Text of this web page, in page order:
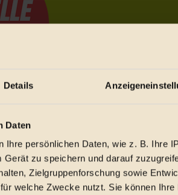
Details
Daten
Ihre persönlichen Daten, wie z. B. Ihre
zu speichern und darauf
Zielgruppenforschung sowie
welche Zwecke nutzt. Sie können
festzuhalten.
zu Hause.
dir zurückkommen.